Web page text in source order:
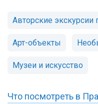
Авторские экскурсии
Арт-объекты
Музеи и искусство
Что посмотреть в